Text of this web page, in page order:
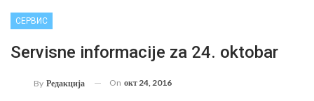
СЕРВИС
Servisne informacije za 24. oktobar
By Редакција On окт 24, 2016